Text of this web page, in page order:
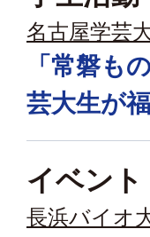
名古屋学芸
「常磐
芸大生が
イベント
長浜バイオ